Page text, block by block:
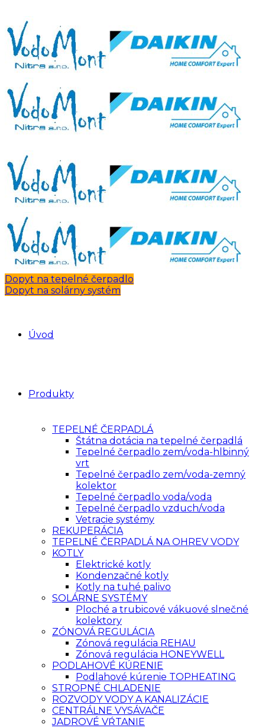
Dopyt na tepelné čerpadlo
Dopyt na solárny systém
Úvod
Produkty
TEPELNÉ ČERPADLÁ
Štátna dotácia na tepelné čerpadlá
Tepelné čerpadlo zem/voda-hlbinný
vrt
Tepelné čerpadlo zem/voda-zemný
kolektor
Tepelné čerpadlo voda/voda
Tepelné čerpadlo vzduch/voda
Vetracie systémy
REKUPERÁCIA
TEPELNÉ ČERPADLÁ NA OHREV VODY
KOTLY
Elektrické kotly
Kondenzačné kotly
Kotly na tuhé palivo
SOLÁRNE SYSTÉMY
Ploché a trubicové vákuové slnečné
kolektory
ZÓNOVÁ REGULÁCIA
Zónová regulácia REHAU
Zónová regulácia HONEYWELL
PODLAHOVÉ KÚRENIE
Podlahové kúrenie TOPHEATING
STROPNÉ CHLADENIE
ROZVODY VODY A KANALIZÁCIE
CENTRÁLNE VYSÁVAČE
JADROVÉ VŔTANIE